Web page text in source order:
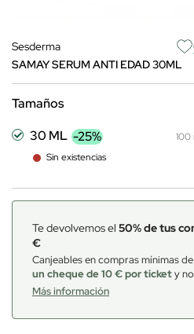
Sesderma
SAMAY SERUM ANTI EDAD 30ML
Tamaños
30 ML -25%
Sin existencias
100
Te devolvemos el 50% de tus
€
Canjeables en compras mínimas
un cheque de 10 € por tickety
Más información